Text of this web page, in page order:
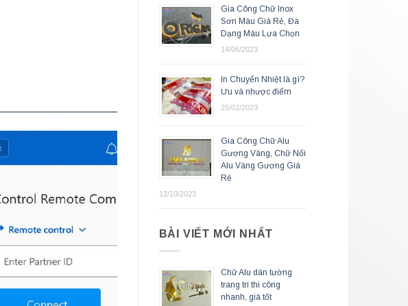
Gia Công Chữ Inox
Sơn Màu Giá Rẻ, Đa
Dạng Màu Lựa Chọn
14/06/2023
In Chuyển Nhiệt là gì?
Ưu và nhược điểm
25/02/2023
Gia Công Chữ Alu
Gương Vàng, Chữ Nổi
Alu Vàng Gương Giá
Rẻ
12/10/2023
BÀI VIẾT MỚI NHẤT
Chữ Alu dán tường
trang trí thi công
nhanh, giá tốt